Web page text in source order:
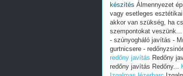
készítés Álmennyezet
vagy esetleges
akkor van szükség, ha
szempontokat veszünk...
- szúnyogháló javítás -
gurtnicsere -
redőny javítás Redőny
redőny javítás Redőny...